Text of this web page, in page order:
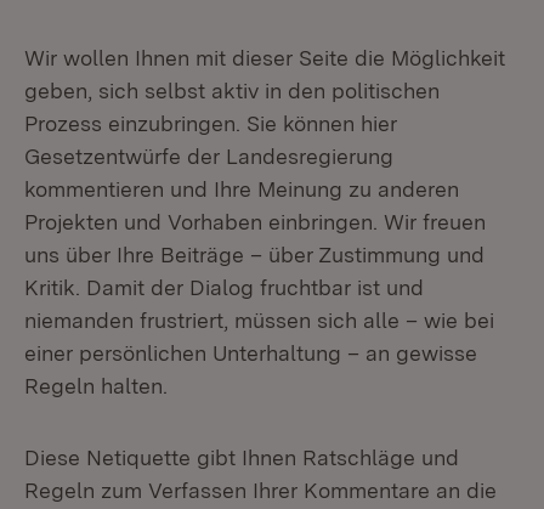
Wir wollen Ihnen mit dieser Seite die Möglichkeit
geben, sich selbst aktiv in den politischen
Prozess einzubringen. Sie können hier
Gesetzentwürfe der Landesregierung
kommentieren und Ihre Meinung zu anderen
Projekten und Vorhaben einbringen. Wir freuen
uns über Ihre Beiträge – über Zustimmung und
Kritik. Damit der Dialog fruchtbar ist und
niemanden frustriert, müssen sich alle – wie bei
einer persönlichen Unterhaltung – an gewisse
Regeln halten.
Diese Netiquette gibt Ihnen Ratschläge und
Regeln zum Verfassen Ihrer Kommentare an die